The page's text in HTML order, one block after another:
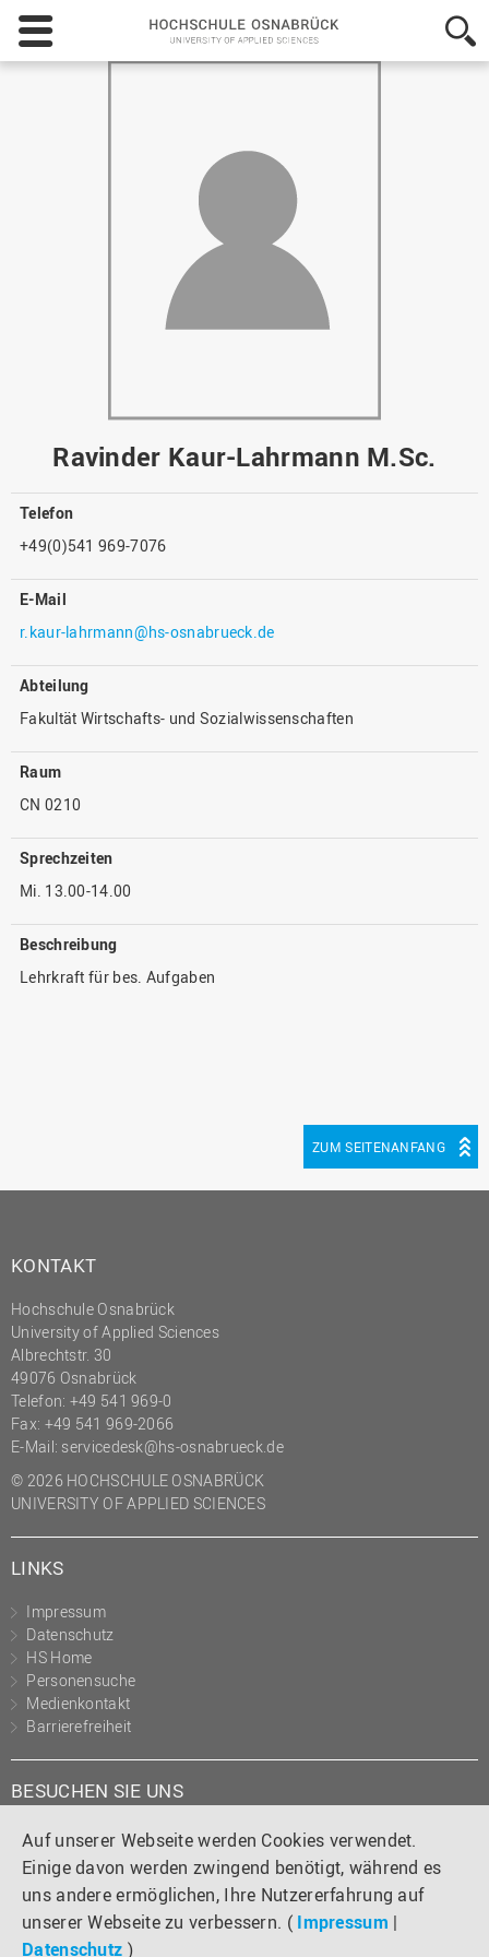
Auf unserer Webseite werden Cookies verwendet.
Einige davon werden zwingend benötigt, während es
uns andere ermöglichen, Ihre Nutzererfahrung auf
unserer Webseite zu verbessern. ( Impressum |
Datenschutz )
Hochschule
Osnabrück
-
Ravinder Kaur-Lahrmann M.Sc.
Telefon
+49(0)541 969-7076
E-Mail
r.kaur-lahrmann@hs-osnabrueck.de
Abteilung
Fakultät Wirtschafts- und Sozialwissenschaften
Raum
CN 0210
Sprechzeiten
Mi. 13.00-14.00
Beschreibung
Lehrkraft für bes. Aufgaben
ZUM SEITENANFANG
KONTAKT
Hochschule Osnabrück
University of Applied Sciences
Albrechtstr. 30
49076 Osnabrück
Telefon: +49 541 969-0
Fax: +49 541 969-2066
E-Mail: servicedesk@hs-osnabrueck.de
© 2026 HOCHSCHULE OSNABRÜCK
UNIVERSITY OF APPLIED SCIENCES
LINKS
Impressum
Datenschutz
HS Home
Personensuche
Medienkontakt
Barrierefreiheit
BESUCHEN SIE UNS
Instagram
TiktokLinkedIn
YouTube
Facebook